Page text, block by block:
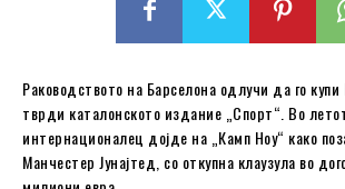
Раководството на Барселона одлучи да го
тврди каталонското издание „Спорт“. Во
интернационалец дојде на „Камп Ноу“ како
Манчестер Јунајтед, со откупна клаузула во